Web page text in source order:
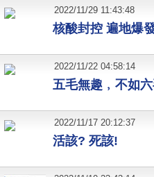
核酸封控 遍地爆
2022/11/29 11:43:48
五毛無趣﹐不如
2022/11/22 04:58:14
活該? 死該!
2022/11/17 20:12:37